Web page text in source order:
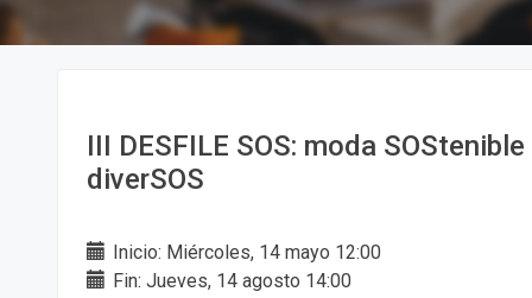
III DESFILE SOS: moda
diverSOS
Inicio: Miércoles, 14 mayo 12:00
Fin: Jueves, 14 agosto 14:00